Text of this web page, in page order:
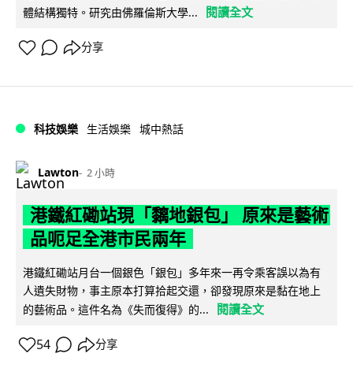
體結構獨特。研究由佛羅倫斯大學...
閱讀全文
分享
科技娛樂 生活娛樂 城中熱話
Lawton 2 小時
港鐵紅磡站現「黐地銀包」 原來是藝術
品呃足全港市民兩年
港鐵紅磡站月台一個銀色「銀包」多年來一再令乘客誤以為有
人遺失財物，事主原本打算拾起交還，卻發現原來是黏在地上
的藝術品。這件名為《失而復得》的...
閱讀全文
54 分享